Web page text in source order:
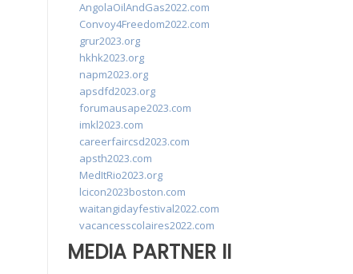
AngolaOilAndGas2022.com
Convoy4Freedom2022.com
grur2023.org
hkhk2023.org
napm2023.org
apsdfd2023.org
forumausape2023.com
imkl2023.com
careerfaircsd2023.com
apsth2023.com
MedItRio2023.org
lcicon2023boston.com
waitangidayfestival2022.com
vacancesscolaires2022.com
MEDIA PARTNER II